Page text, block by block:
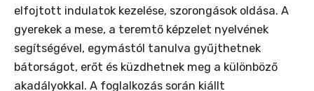
elfojtott indulatok kezelése, szorongások oldása. A
gyerekek a mese, a teremtő képzelet nyelvének
segítségével, egymástól tanulva gyűjthetnek
bátorságot, erőt és küzdhetnek meg a különböző
akadályokkal. A foglalkozás során kiállt